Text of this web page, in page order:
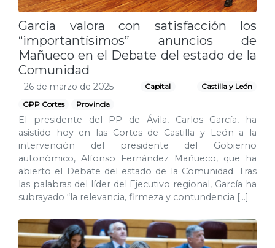
García valora con satisfacción los
“importantísimos” anuncios de
Mañueco en el Debate del estado de la
Comunidad
26 de marzo de 2025 Capital
Castilla y León
GPP Cortes
Provincia
El presidente del PP de Ávila, Carlos García, ha
asistido hoy en las Cortes de Castilla y León a la
intervención del presidente del Gobierno
autonómico, Alfonso Fernández Mañueco, que ha
abierto el Debate del estado de la Comunidad. Tras
las palabras del líder del Ejecutivo regional, García ha
subrayado “la relevancia, firmeza y contundencia […]